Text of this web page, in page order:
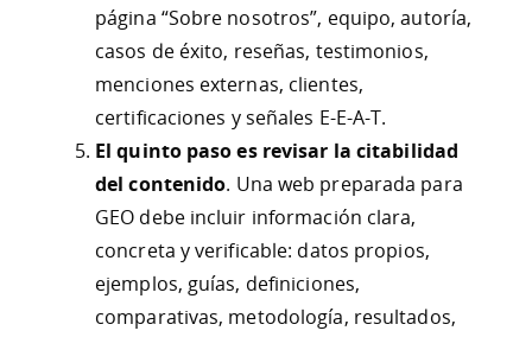
página “Sobre nosotros”, equipo, autoría,
casos de éxito, reseñas, testimonios,
menciones externas, clientes,
certificaciones y señales E-E-A-T.
El quinto paso es revisar la citabilidad
del contenido. Una web preparada para
GEO debe incluir información clara,
concreta y verificable: datos propios,
ejemplos, guías, definiciones,
comparativas, metodología, resultados,